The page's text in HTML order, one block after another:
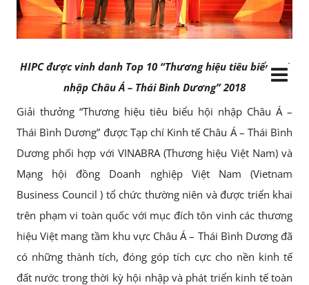
HIPC được vinh danh Top 10 “Thương hiệu tiêu biểu hội
nhập Châu Á – Thái Bình Dương” 2018
Giải thưởng “Thương hiệu tiêu biểu hội nhập Châu Á –
Thái Bình Dương” được Tạp chí Kinh tế Châu Á – Thái Bình
Dương phối hợp với VINABRA (Thương hiệu Việt Nam) và
Mạng hội đồng Doanh nghiệp Việt Nam (Vietnam
Business Council ) tổ chức thường niên và được triển khai
trên phạm vi toàn quốc với mục đích tôn vinh các thương
hiệu Việt mang tầm khu vực Châu Á – Thái Bình Dương đã
có những thành tích, đóng góp tích cực cho nền kinh tế
đất nước trong thời kỳ hội nhập và phát triển kinh tế toàn